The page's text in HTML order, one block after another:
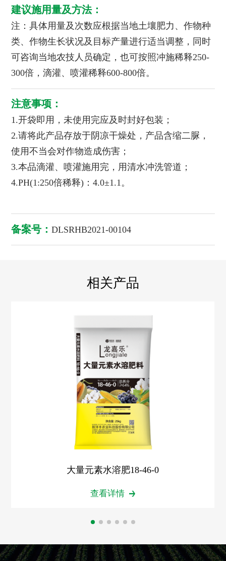
建议施用量及方法：
注：具体用量及次数应根据当地土壤肥力、作物种
类、作物生长状况及目标产量进行适当调整，同时
可咨询当地农技人员确定，也可按照冲施稀释250-
300倍，滴灌、喷灌稀释600-800倍。
注意事项：
1.开袋即用，未使用完应及时封好包装；
2.请将此产品存放于阴凉干燥处，产品含缩二脲，
使用不当会对作物造成伤害；
3.本品滴灌、喷灌施用完，用清水冲洗管道；
4.PH(1:250倍稀释)：4.0±1.1。
备案号：DLSRHB2021-00104
相关产品
大量元素水溶肥18-46-0
查看详情